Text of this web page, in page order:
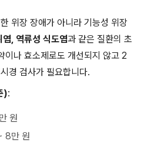
위장 장애가 아니라 기능성 위장
염, 역류성 식도염과 같은 질환의 초
이나 효소제로도 개선되지 않고 2
경 검사가 필요합니다.
):
원
8만 원